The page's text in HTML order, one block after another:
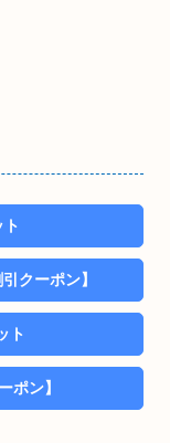
クーポン】
ト
ポン】